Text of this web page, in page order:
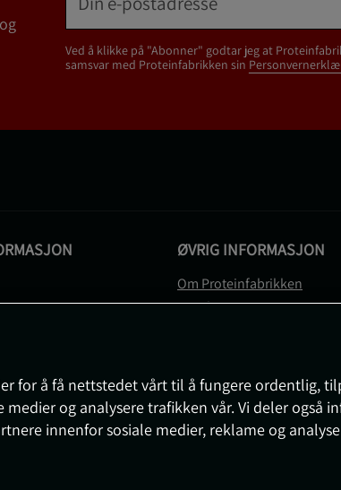
Ved å klikke på "Abonner" godtar jeg at
samsvar med Proteinfabrikken sin
og reklamasjon
ØVRIG INFORMASJON
Om Proteinfabrikken
Gavekort
for å få nettstedet vårt til å fungere ordentlig,
og analysere trafikken vår. Vi deler også
innenfor sosiale medier, reklame og